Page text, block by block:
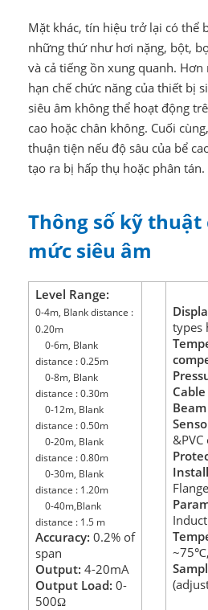
Mặt khác, tín hiệu trở lại có thể
những thứ như hơi nặng, bột,
và cả tiếng ồn xung quanh.
hạn chế chức năng của thiết bị
siêu âm không thể hoạt động
cao hoặc chân không. Cuối
thuận tiện nếu độ sâu của bể
tạo ra bị hấp thụ hoặc phân tán.
Thông số kỹ thuật
mức siêu âm
Level Range:
0-4m, Blank distance :
0.20m
0-6m, Blank
distance : 0.25m
0-8m, Blank
distance : 0.30m
0-12m, Blank
distance : 0.50m
0-20m, Blank
distance : 0.80m
0-30m, Blank
distance : 1.20m
0-40m,Blank
distance : 1.5 m
Accuracy: 0.2% of
span
Output: 4-20mA
Output Load: 0-
500Ω
types
&PVC
~75℃